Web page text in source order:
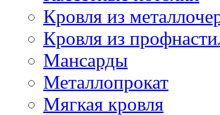
Кровля из
Кровля из
Мансарды
Металлопрокат
Мягкая кровля